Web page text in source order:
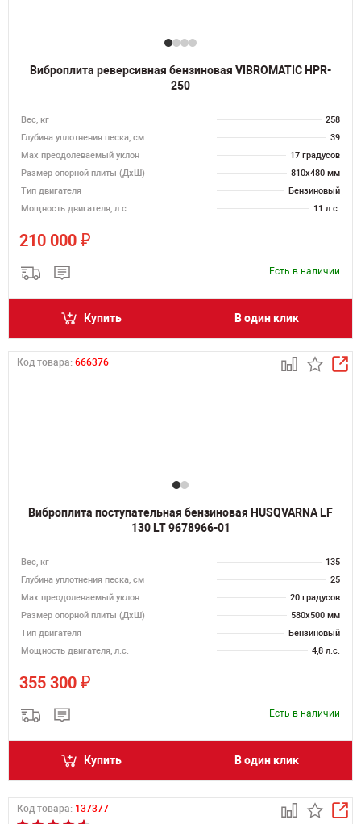
Виброплита реверсивная бензиновая VIBROMATIC HPR-
250
Вес, кг
258
Глубина уплотнения песка, см
39
Max преодолеваемый уклон
17 градусов
Размер опорной плиты (ДхШ)
810х480 мм
Тип двигателя
Бензиновый
Мощность двигателя, л.с.
11 л.с.
210 000 ₽
Есть в наличии
Купить В один клик
Код товара: 666376
Виброплита поступательная бензиновая HUSQVARNA LF
130 LT 9678966-01
Вес, кг
135
Глубина уплотнения песка, см
25
Max преодолеваемый уклон
20 градусов
Размер опорной плиты (ДхШ)
580х500 мм
Тип двигателя
Бензиновый
Мощность двигателя, л.с.
4,8 л.с.
355 300 ₽
Есть в наличии
Купить В один клик
Код товара: 137377